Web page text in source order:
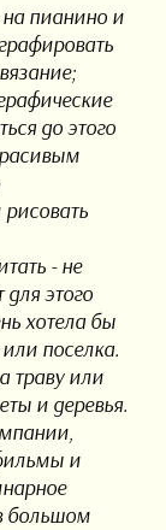
пианино и
до этого
- не
для этого
хотела бы
поселка.
траву или
и деревья.
и
большом